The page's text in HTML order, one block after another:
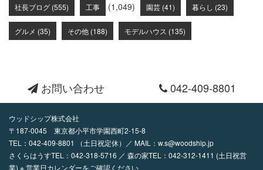
社長ブログ (555) 工事 (1,049) 園芸 (41) 暮らし (23)
グルメ (35) その他 (188) モデルハウス (135)
お問い合わせ 042-409-8801
ウッドシップ株式会社
〒187-0045 東京都小平市学園西町2-15-8
TEL： 042-409-8801 （土日祝定休）／ MAIL： w.s@woodship.jp
さくらはうすTEL：042-318-5716 ／ 森の家TEL：042-312-1411 (土日祝営
業) ※ 営業日カレンダーをご確認ください